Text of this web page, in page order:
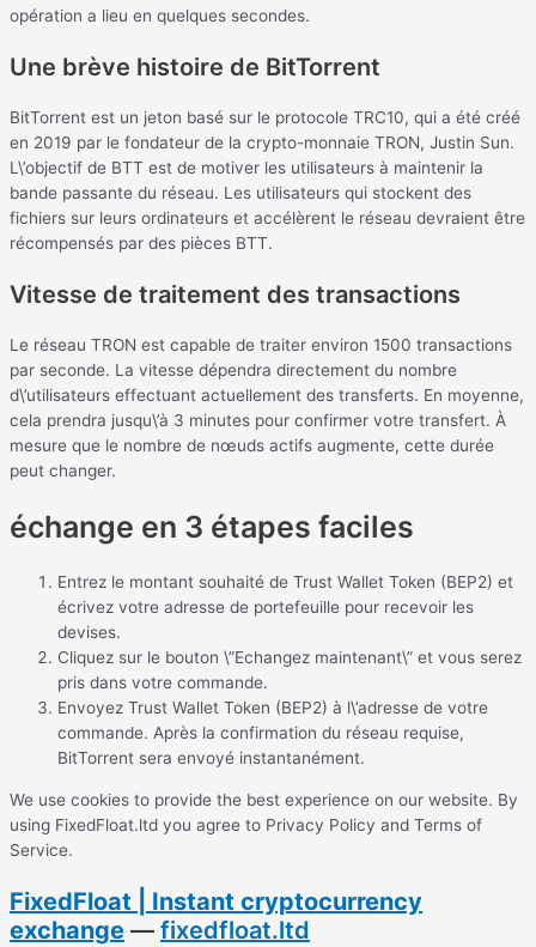
opération a lieu en quelques secondes.
Une brève histoire de BitTorrent
BitTorrent est un jeton basé sur le protocole TRC10, qui a été créé
en 2019 par le fondateur de la crypto-monnaie TRON, Justin Sun.
L\’objectif de BTT est de motiver les utilisateurs à maintenir la
bande passante du réseau. Les utilisateurs qui stockent des
fichiers sur leurs ordinateurs et accélèrent le réseau devraient être
récompensés par des pièces BTT.
Vitesse de traitement des transactions
Le réseau TRON est capable de traiter environ 1500 transactions
par seconde. La vitesse dépendra directement du nombre
d\’utilisateurs effectuant actuellement des transferts. En moyenne,
cela prendra jusqu\’à 3 minutes pour confirmer votre transfert. À
mesure que le nombre de nœuds actifs augmente, cette durée
peut changer.
échange en 3 étapes faciles
Entrez le montant souhaité de Trust Wallet Token (BEP2) et
écrivez votre adresse de portefeuille pour recevoir les
devises.
Cliquez sur le bouton \”Echangez maintenant\” et vous serez
pris dans votre commande.
Envoyez Trust Wallet Token (BEP2) à l\’adresse de votre
commande. Après la confirmation du réseau requise,
BitTorrent sera envoyé instantanément.
We use cookies to provide the best experience on our website. By
using FixedFloat.ltd you agree to Privacy Policy and Terms of
Service.
FixedFloat | Instant cryptocurrency
exchange — fixedfloat.ltd